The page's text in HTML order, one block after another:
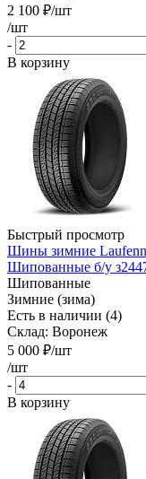
2 100 ₽/шт
/шт
-
В корзину
Быстрый просмотр
Шины зимние
Шипованные б/у
Шипованные
Зимние (зима)
Есть в наличии (4)
Склад: Воронеж
5 000 ₽/шт
/шт
-
В корзину